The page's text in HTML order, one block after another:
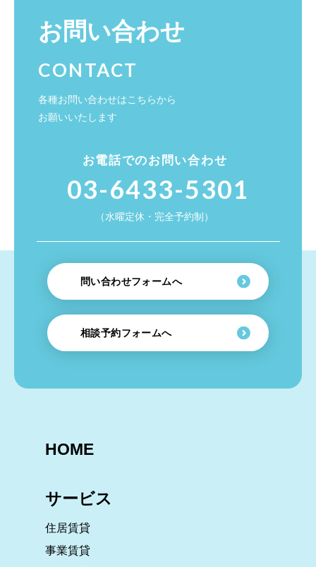
お問い合わせ
CONTACT
各種お問い合わせはこちらから
お願いいたします
お電話でのお問い合わせ
03-6433-5301
（水曜定休・完全予約制）
問い合わせフォームへ
相談予約フォームへ
HOME
サービス
住居賃貸
事業賃貸